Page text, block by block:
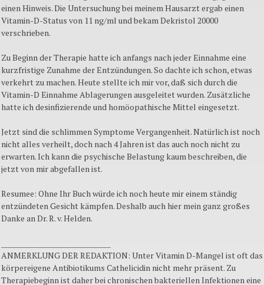
einen Hinweis. Die Untersuchung bei meinem Hausarzt ergab einen
Vitamin-D-Status von 11 ng/ml und bekam Dekristol 20000
verschrieben.
Zu Beginn der Therapie hatte ich anfangs nach jeder Einnahme eine
kurzfristige Zunahme der Entzündungen. So dachte ich schon, etwas
verkehrt zu machen. Heute stellte ich mir vor, daß sich durch die
Vitamin-D Einnahme Ablagerungen ausgeleitet wurden. Zusätzliche
hatte ich desinfizierende und homöopathische Mittel eingesetzt.
Jetzt sind die schlimmen Symptome Vergangenheit. Natürlich ist noch
nicht alles verheilt, doch nach 4 Jahren ist das auch noch nicht zu
erwarten. Ich kann die psychische Belastung kaum beschreiben, die
jetzt von mir abgefallen ist.
Resumee: Ohne Ihr Buch würde ich noch heute mir einem ständig
entzündeten Gesicht kämpfen. Deshalb auch hier mein ganz großes
Danke an Dr. R. v. Helden.
ANMERKLUNG DER REDAKTION: Unter Vitamin D-Mangel ist oft das
körpereigene Antibiotikums Cathelicidin nicht mehr präsent. Zu
Therapiebeginn ist daher bei chronischen bakteriellen Infektionen eine